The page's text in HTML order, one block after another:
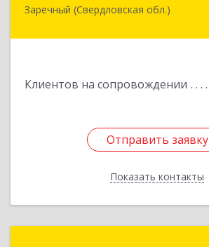
Заречный (Свердловская обл.)
Клиентов на сопровождении
Отправить заявку
Показать контакты
Свердловская обл, г. Заречный,
Отправить заявку
Назад